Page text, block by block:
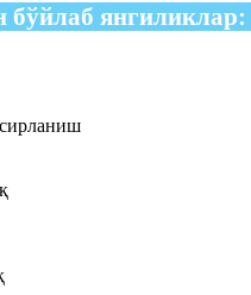
бўйлаб янгиликлар: